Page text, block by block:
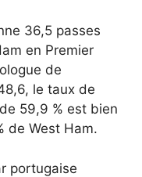
36,5 passes
en Premier
de
le taux de
59,9 % est bien
de West Ham.
portugaise